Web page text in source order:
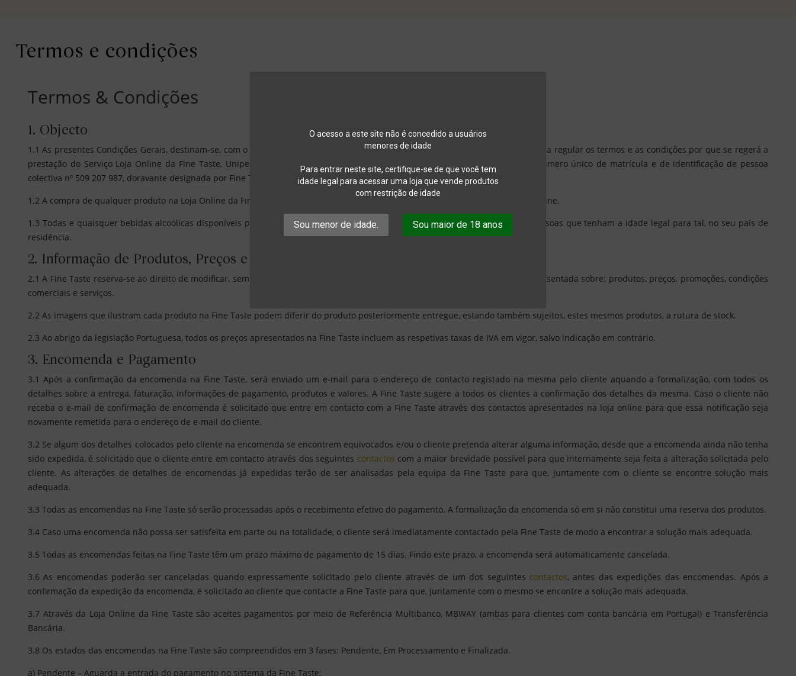
O acesso a este site não é concedido a usuários
menores de idade
Para entrar neste site, certifique-se de que você tem
idade legal para acessar uma loja que vende produtos
com restrição de idade
Sou menor de idade. Sou maior de 18 anos
Termos e condições
Termos & Condições
1. Objecto
1.1 As presentes Condições Gerais, destinam-se, com o formulário de encomenda, e os demais elementos referidos nas mesmas, a regular os termos e as condições por que se regerá a
prestação do Serviço Loja Online da Fine Taste, Unipessoal, Lda, com sede na Rua São João nº 60, Vila Nova de Gaia, sob o número único de matrícula e de identificação de pessoa
colectiva nº 509 207 987, doravante designada por Fine Taste.
1.2 A compra de qualquer produto na Loja Online da Fine Taste implica a aceitação das presentes Condições Gerais de Venda Online.
1.3 Todas e quaisquer bebidas alcoólicas disponíveis para venda na Loja Online da Fine Taste só podem ser adquiridas por pessoas que tenham a idade legal para tal, no seu país de
residência.
2. Informação de Produtos, Preços e Conteúdos
2.1 A Fine Taste reserva-se ao direito de modificar, sem aviso prévio e a qualquer momento, a informação e oferta comercial apresentada sobre: produtos, preços, promoções, condições
comerciais e serviços.
2.2 As imagens que ilustram cada produto na Fine Taste podem diferir do produto posteriormente entregue, estando também sujeitos, estes mesmos produtos, a rutura de stock.
2.3 Ao abrigo da legislação Portuguesa, todos os preços apresentados na Fine Taste incluem as respetivas taxas de IVA em vigor, salvo indicação em contrário.
3. Encomenda e Pagamento
3.1 Após a confirmação da encomenda na Fine Taste, será enviado um e-mail para o endereço de contacto registado na mesma pelo cliente aquando a formalização, com todos os
detalhes sobre a entrega, faturação, informações de pagamento, produtos e valores. A Fine Taste sugere a todos os clientes a confirmação dos detalhes da mesma. Caso o cliente não
receba o e-mail de confirmação de encomenda é solicitado que entre em contacto com a Fine Taste através dos contactos apresentados na loja online para que essa notificação seja
novamente remetida para o endereço de e-mail do cliente.
3.2 Se algum dos detalhes colocados pelo cliente na encomenda se encontrem equivocados e/ou o cliente pretenda alterar alguma informação, desde que a encomenda ainda não tenha
sido expedida, é solicitado que o cliente entre em contacto através dos seguintes contactos com a maior brevidade possível para que internamente seja feita a alteração solicitada pelo
cliente. As alterações de detalhes de encomendas já expedidas terão de ser analisadas pela equipa da Fine Taste para que, juntamente com o cliente se encontre solução mais
adequada.
3.3 Todas as encomendas na Fine Taste só serão processadas após o recebimento efetivo do pagamento. A formalização da encomenda só em si não constitui uma reserva dos produtos.
3.4 Caso uma encomenda não possa ser satisfeita em parte ou na totalidade, o cliente será imediatamente contactado pela Fine Taste de modo a encontrar a solução mais adequada.
3.5 Todas as encomendas feitas na Fine Taste têm um prazo máximo de pagamento de 15 dias. Findo este prazo, a encomenda será automaticamente cancelada.
3.6 As encomendas poderão ser canceladas quando expressamente solicitado pelo cliente através de um dos seguintes contactos, antes das expedições das encomendas. Após a
confirmação da expedição da encomenda, é solicitado ao cliente que contacte a Fine Taste para que, juntamente com o mesmo se encontre a solução mais adequada.
3.7 Através da Loja Online da Fine Taste são aceites pagamentos por meio de Referência Multibanco, MBWAY (ambas para clientes com conta bancária em Portugal) e Transferência
Bancária.
3.8 Os estados das encomendas na Fine Taste são compreendidos em 3 fases: Pendente, Em Processamento e Finalizada.
a) Pendente – Aguarda a entrada do pagamento no sistema da Fine Taste;